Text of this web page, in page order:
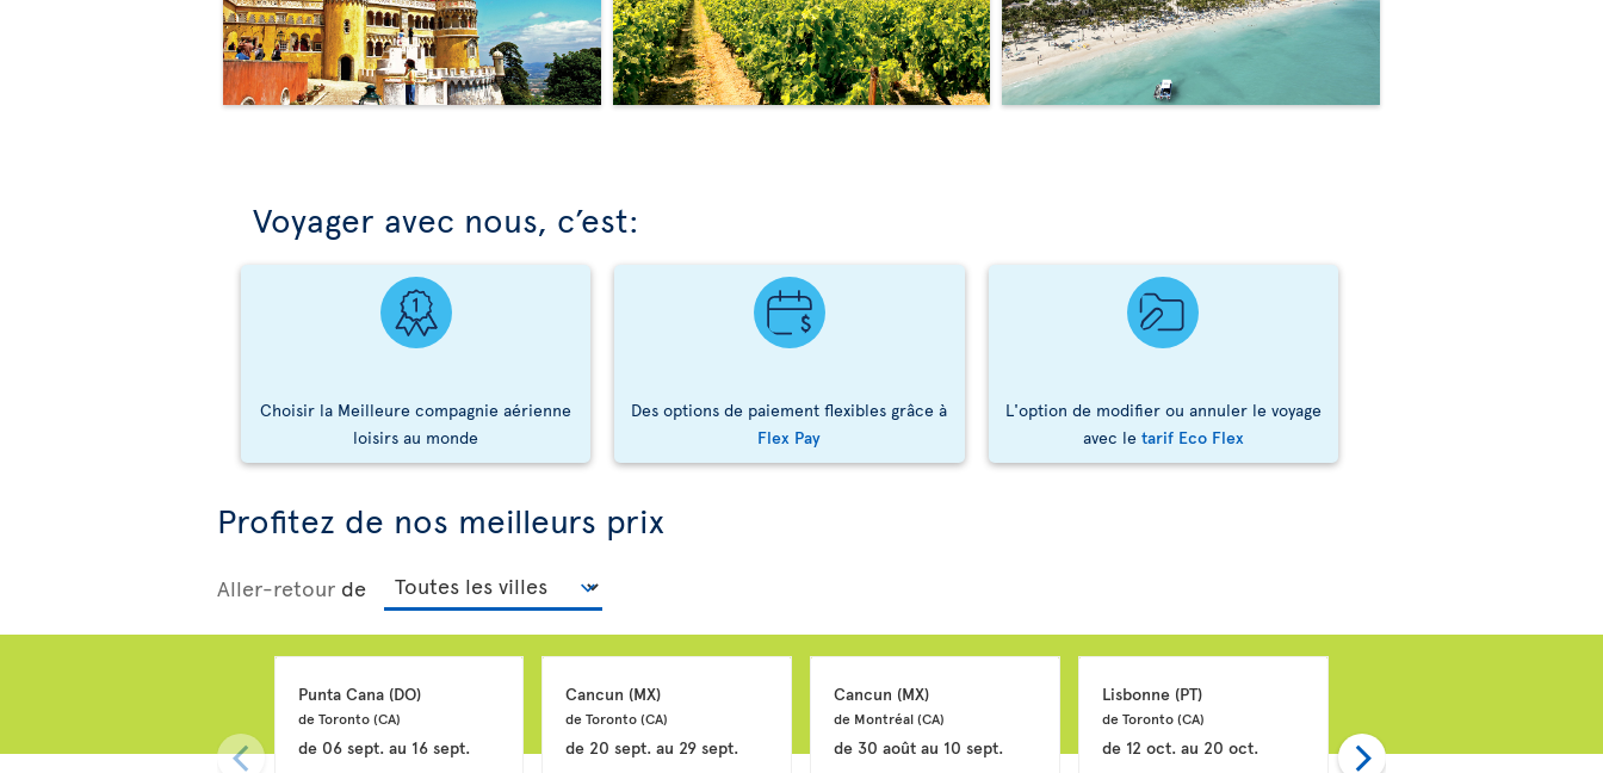
Voyager avec nous, c’est:
Choisir la Meilleure compagnie aérienne
loisirs au monde
Des options de paiement flexibles grâce à
Flex Pay
L'option de modifier ou annuler le voyage
avec le tarif Eco Flex
Profitez de nos meilleurs prix
Aller-retour de
Punta Cana (DO)
de Toronto (CA)
de 06 sept.au 16 sept.
Cancun (MX)
de Toronto (CA)
de 20 sept. au 29 sept.
Cancun (MX)
de Montréal (CA)
de 30 août au 10 sept.
Lisbonne (PT)
de Toronto (CA)
de 12 oct. au 20 oct. de